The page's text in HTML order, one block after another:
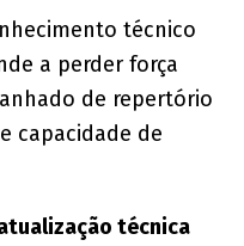
técnico
a perder força
de repertório
capacidade de
técnica